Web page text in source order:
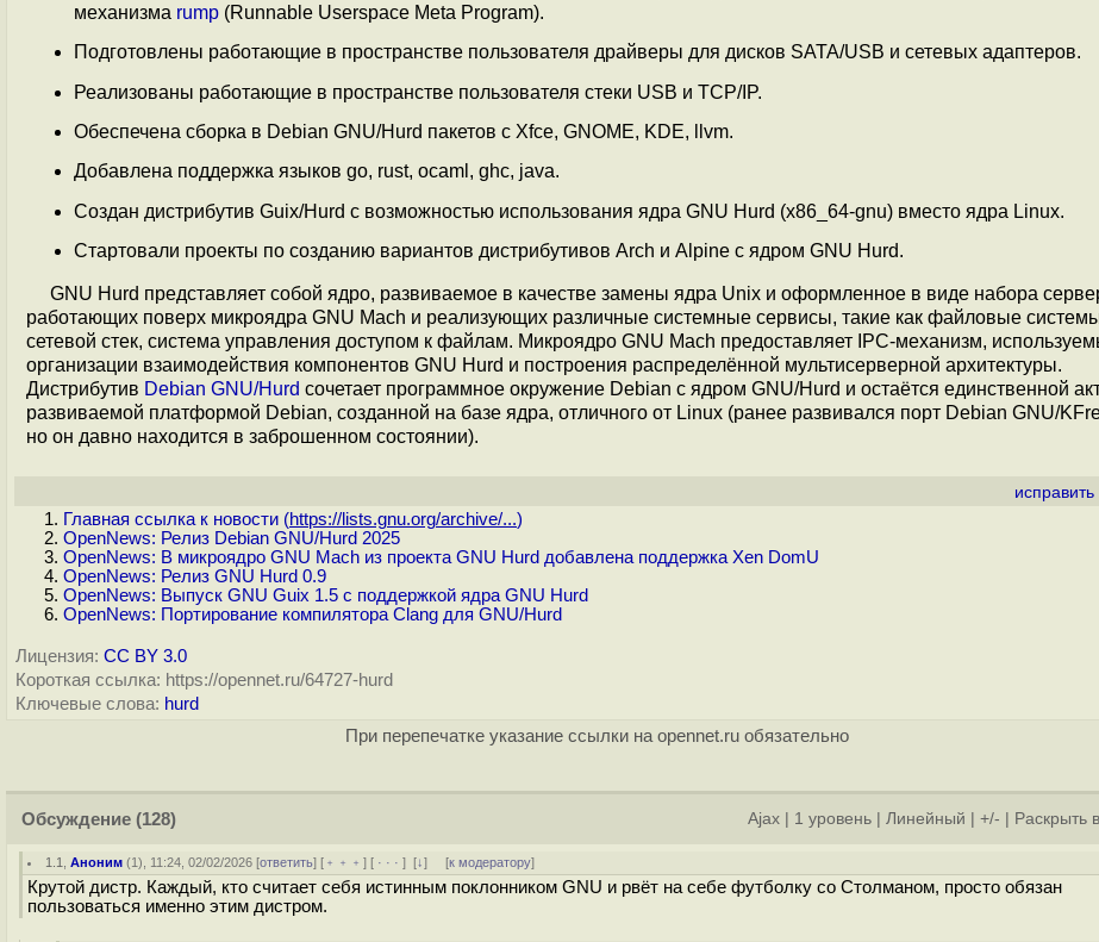
механизма rump (Runnable Userspace Meta Program).
Подготовлены работающие в пространстве пользователя драйверы для дисков SATA/USB и сетевых адаптеров.
Реализованы работающие в пространстве пользователя стеки USB и TCP/IP.
Обеспечена сборка в Debian GNU/Hurd пакетов с Xfce, GNOME, KDE, llvm.
Добавлена поддержка языков go, rust, ocaml, ghc, java.
Создан дистрибутив Guix/Hurd с возможностью использования ядра GNU Hurd (x86_64-gnu) вместо ядра Linux.
Стартовали проекты по созданию вариантов дистрибутивов Arch и Alpine с ядром GNU Hurd.
GNU Hurd представляет собой ядро, развиваемое в качестве замены ядра Unix и оформленное в виде набора
работающих поверх микроядра GNU Mach и реализующих различные системные сервисы, такие как файловые
сетевой стек, система управления доступом к файлам. Микроядро GNU Mach предоставляет IPC-механизм,
организации взаимодействия компонентов GNU Hurd и построения распределённой мультисерверной архитектуры.
Дистрибутив Debian GNU/Hurd сочетает программное окружение Debian c ядром GNU/Hurd и остаётся единственной
развиваемой платформой Debian, созданной на базе ядра, отличного от Linux (ранее развивался порт Debian GNU/
но он давно находится в заброшенном состоянии).
исправить
Главная ссылка к новости (https://lists.gnu.org/archive/...)
OpenNews: Релиз Debian GNU/Hurd 2025
OpenNews: В микроядро GNU Mach из проекта GNU Hurd добавлена поддержка Xen DomU
OpenNews: Релиз GNU Hurd 0.9
OpenNews: Выпуск GNU Guix 1.5 с поддержкой ядра GNU Hurd
OpenNews: Портирование компилятора Clang для GNU/Hurd
Лицензия: CC BY 3.0
Короткая ссылка: https://opennet.ru/64727-hurd
Ключевые слова: hurd
При перепечатке указание ссылки на opennet.ru обязательно
Обсуждение (128) Ajax 1 уровень Линейный +/- Раскрыть
1.1 ,Аноним (1), 11:24, 02/02/2026 [ответить] [ ﹢﹢﹢] [ · · ·][↓] [к модератору]
Крутой дистр. Каждый, кто считает себя истинным поклонником GNU и рвёт на себе футболку со Столманом, просто обязан
пользоваться именно этим дистром.